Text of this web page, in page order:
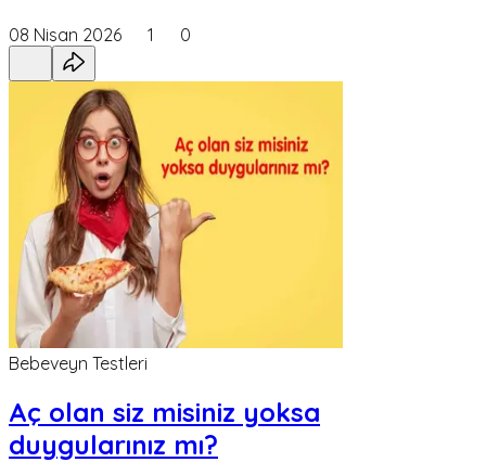
08 Nisan 2026 1 0
Bebeveyn Testleri
Aç olan siz misiniz yoksa
duygularınız mı?